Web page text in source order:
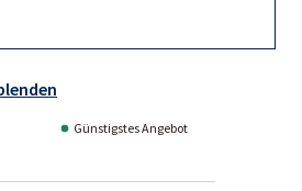
Günstigstes Angebot